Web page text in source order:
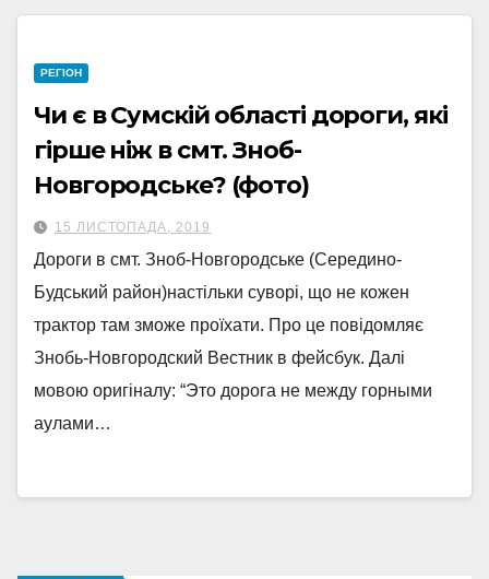
РЕГІОН
Чи є в Сумскій області дороги, які
гірше ніж в смт. Зноб-
Новгородське? (фото)
15 ЛИСТОПАДА, 2019
Дороги в смт. Зноб-Новгородське (Середино-
Будський район)настільки суворі, що не кожен
трактор там зможе проїхати. Про це повідомляє
Знобь-Новгородский Вестник в фейсбук. Далі
мовою оригіналу: “Это дорога не между горными
аулами…